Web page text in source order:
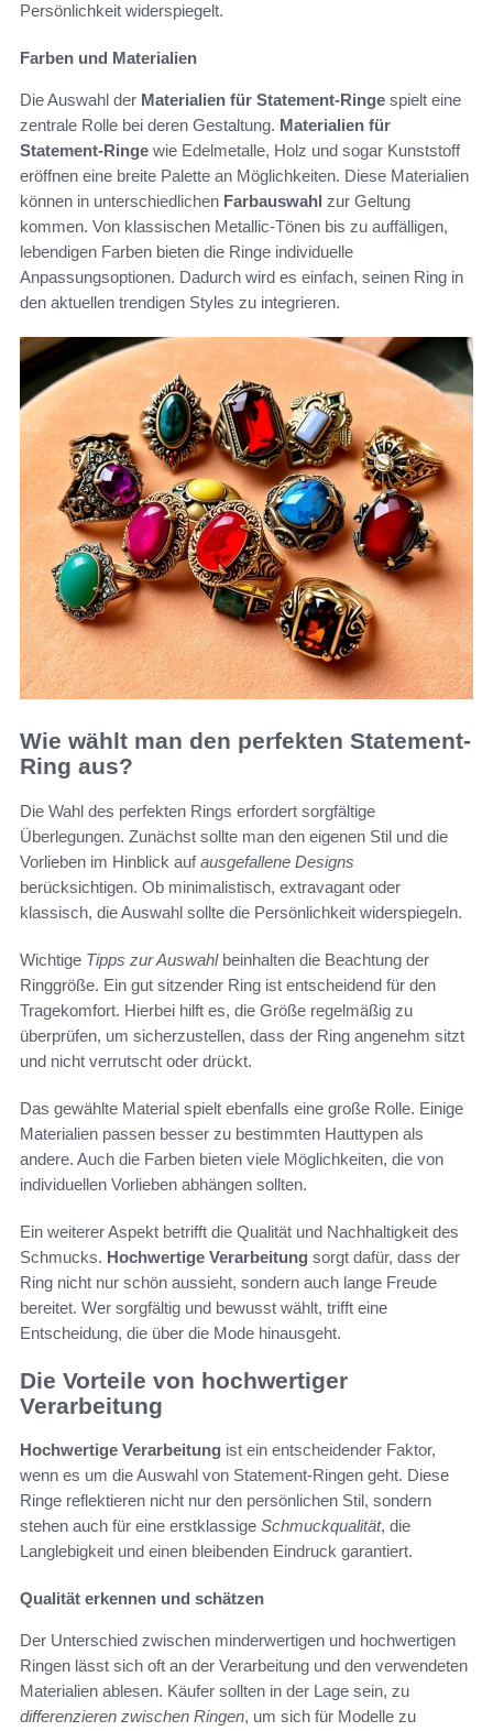
Persönlichkeit widerspiegelt.
Farben und Materialien
Die Auswahl der Materialien für Statement-Ringe spielt eine
zentrale Rolle bei deren Gestaltung. Materialien für
Statement-Ringe wie Edelmetalle, Holz und sogar Kunststoff
eröffnen eine breite Palette an Möglichkeiten. Diese Materialien
können in unterschiedlichen Farbauswahl zur Geltung
kommen. Von klassischen Metallic-Tönen bis zu auffälligen,
lebendigen Farben bieten die Ringe individuelle
Anpassungsoptionen. Dadurch wird es einfach, seinen Ring in
den aktuellen trendigen Styles zu integrieren.
Wie wählt man den perfekten Statement-
Ring aus?
Die Wahl des perfekten Rings erfordert sorgfältige
Überlegungen. Zunächst sollte man den eigenen Stil und die
Vorlieben im Hinblick aufausgefallene Designs
berücksichtigen. Ob minimalistisch, extravagant oder
klassisch, die Auswahl sollte die Persönlichkeit widerspiegeln.
Wichtige Tipps zur Auswahlbeinhalten die Beachtung der
Ringgröße. Ein gut sitzender Ring ist entscheidend für den
Tragekomfort. Hierbei hilft es, die Größe regelmäßig zu
überprüfen, um sicherzustellen, dass der Ring angenehm sitzt
und nicht verrutscht oder drückt.
Das gewählte Material spielt ebenfalls eine große Rolle. Einige
Materialien passen besser zu bestimmten Hauttypen als
andere. Auch die Farben bieten viele Möglichkeiten, die von
individuellen Vorlieben abhängen sollten.
Ein weiterer Aspekt betrifft die Qualität und Nachhaltigkeit des
Schmucks. Hochwertige Verarbeitung sorgt dafür, dass der
Ring nicht nur schön aussieht, sondern auch lange Freude
bereitet. Wer sorgfältig und bewusst wählt, trifft eine
Entscheidung, die über die Mode hinausgeht.
Die Vorteile von hochwertiger
Verarbeitung
Hochwertige Verarbeitung ist ein entscheidender Faktor,
wenn es um die Auswahl von Statement-Ringen geht. Diese
Ringe reflektieren nicht nur den persönlichen Stil, sondern
stehen auch für eine erstklassige Schmuckqualität, die
Langlebigkeit und einen bleibenden Eindruck garantiert.
Qualität erkennen und schätzen
Der Unterschied zwischen minderwertigen und hochwertigen
Ringen lässt sich oft an der Verarbeitung und den verwendeten
Materialien ablesen. Käufer sollten in der Lage sein, zu
differenzieren zwischen Ringen, um sich für Modelle zu